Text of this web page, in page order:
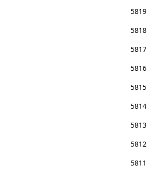
5819
5818
5817
5816
5815
5814
5813
5812
5811